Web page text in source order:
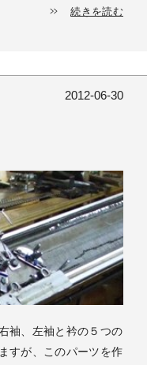
続きを読む
2012-06-30
袖、左袖と衿の５つの
すが、このパーツを作